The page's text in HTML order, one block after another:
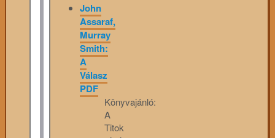
John
Assaraf,
Murray
Smith:
A
Válasz
PDF
Könyvajánló:
A
Titok